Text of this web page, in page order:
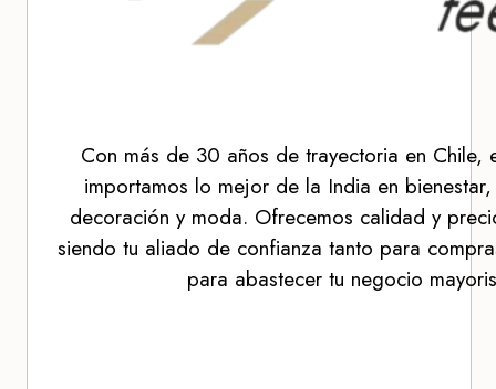
Con más de 30 años de trayectoria en Chile,
importamos lo mejor de la India en
decoración y moda. Ofrecemos calidad y
siendo tu aliado de confianza tanto para
para abastecer tu negocio